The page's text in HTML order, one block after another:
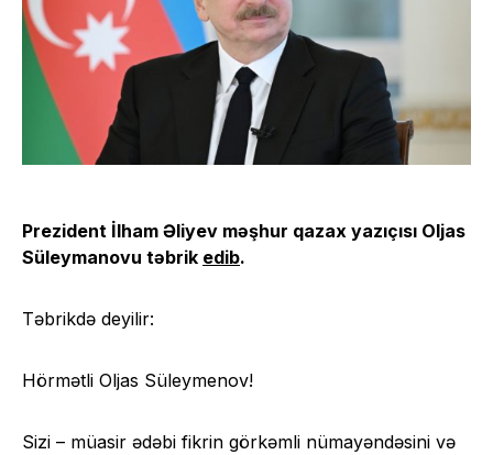
Prezident İlham Əliyev məşhur qazax yazıçısı Oljas
Süleymanovu təbrik edib.
Təbrikdə deyilir:
Hörmətli Oljas Süleymenov!
Sizi – müasir ədəbi fikrin görkəmli nümayəndəsini və